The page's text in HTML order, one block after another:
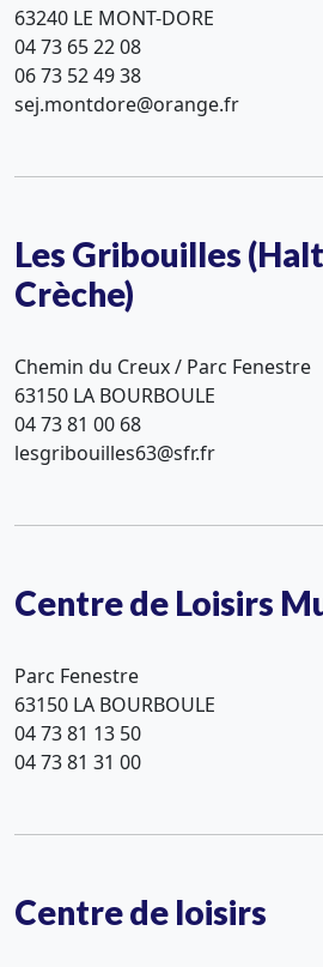
63240 LE MONT-DORE
04 73 65 22 08
06 73 52 49 38
sej.montdore@orange.fr
Les Gribouilles
Crèche)
Chemin du Creux / Parc Fenestre
63150 LA BOURBOULE
04 73 81 00 68
lesgribouilles63@sfr.fr
Centre de Loisirs
Parc Fenestre
63150 LA BOURBOULE
04 73 81 13 50
04 73 81 31 00
Centre de loisirs